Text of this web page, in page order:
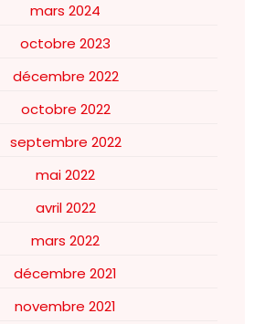
mars 2024
octobre 2023
décembre 2022
octobre 2022
septembre 2022
mai 2022
avril 2022
mars 2022
décembre 2021
novembre 2021